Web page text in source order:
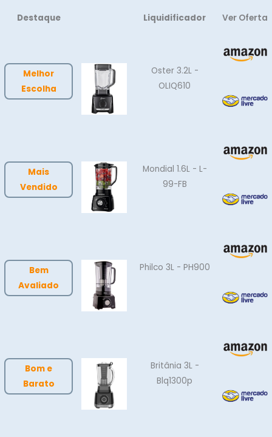
Destaque Liquidificador Ver Oferta
Melhor
Escolha
Oster 3.2L -
OLIQ610
Mais
Vendido
Mondial 1.6L - L-
99-FB
Bem
Avaliado
Philco 3L - PH900
Bom e
Barato
Britânia 3L -
Blq1300p